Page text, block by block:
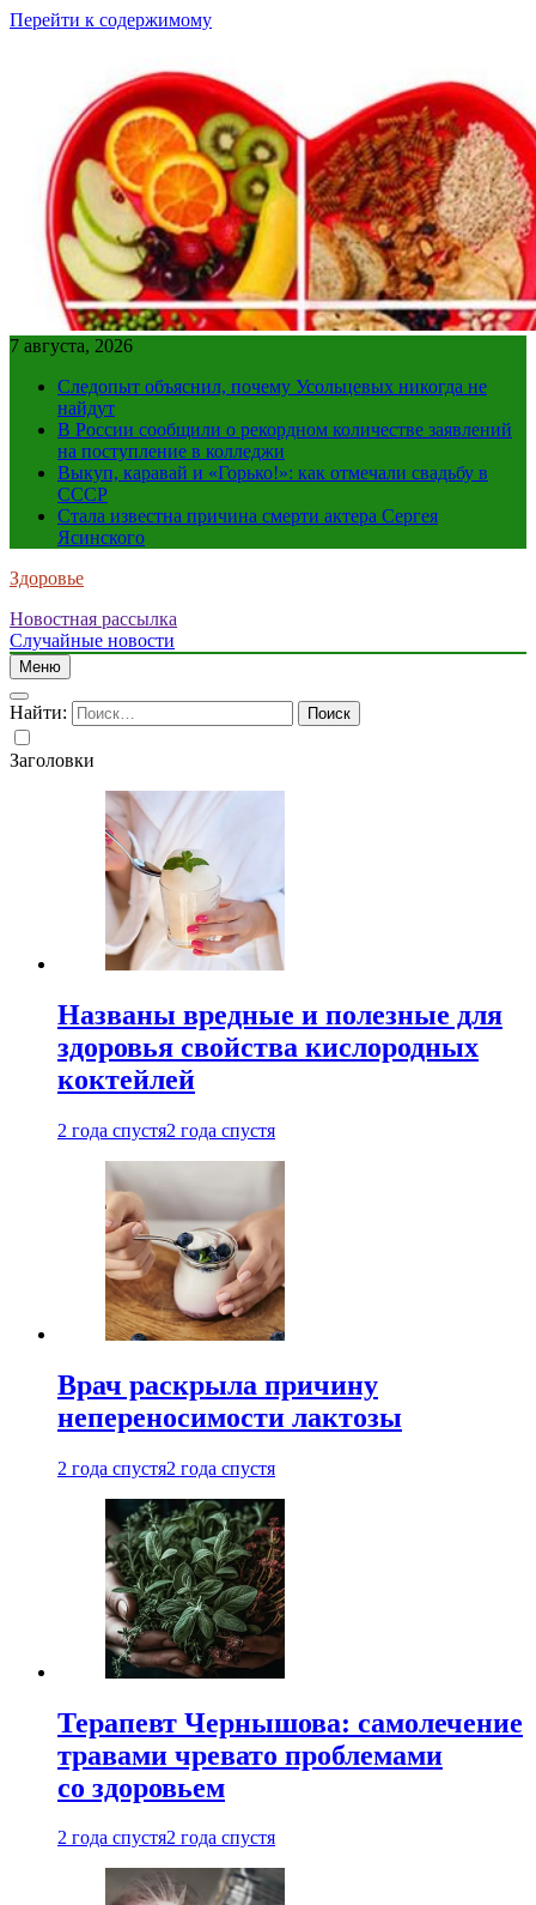
Перейти к содержимому
7 августа, 2026
Следопыт объяснил, почему Усольцевых никогда не
найдут
В России сообщили о рекордном количестве заявлений
на поступление в колледжи
Выкуп, каравай и «Горько!»: как отмечали свадьбу в
СССР
Стала известна причина смерти актера Сергея
Ясинского
Здоровье
Новостная рассылка
Случайные новости
Меню
Найти:
Заголовки
Названы вредные и полезные для
здоровья свойства кислородных
коктейлей
2 года спустя2 года спустя
Врач раскрыла причину
непереносимости лактозы
2 года спустя2 года спустя
Терапевт Чернышова: самолечение
травами чревато проблемами
со здоровьем
2 года спустя2 года спустя